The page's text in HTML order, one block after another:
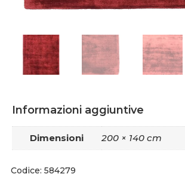
Informazioni aggiuntive
Dimensioni 200 × 140 cm
Codice: 584279